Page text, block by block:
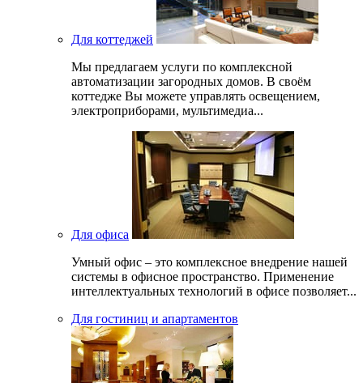
Для коттеджей
Мы предлагаем услуги по комплексной
автоматизации загородных домов. В своём
коттедже Вы можете управлять освещением,
электроприборами, мультимедиа...
Для офиса
Умный офис – это комплексное внедрение нашей
системы в офисное пространство. Применение
интеллектуальных технологий в офисе позволяет...
Для гостиниц и апартаментов